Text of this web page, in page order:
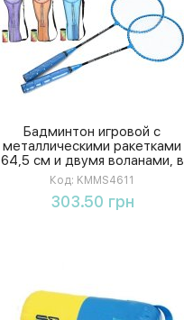
Бадминтон игровой с
металлическими ракетками
64,5 см и двумя воланами, в
сумке-чехле 67-21-7,5 см.
Код: KMMS4611
303.50 грн
Купить